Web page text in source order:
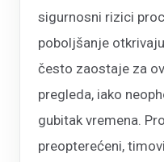
sigurnosni rizici
poboljšanje
često zaostaje za
pregleda, iako
gubitak vremena.
preopterećeni,